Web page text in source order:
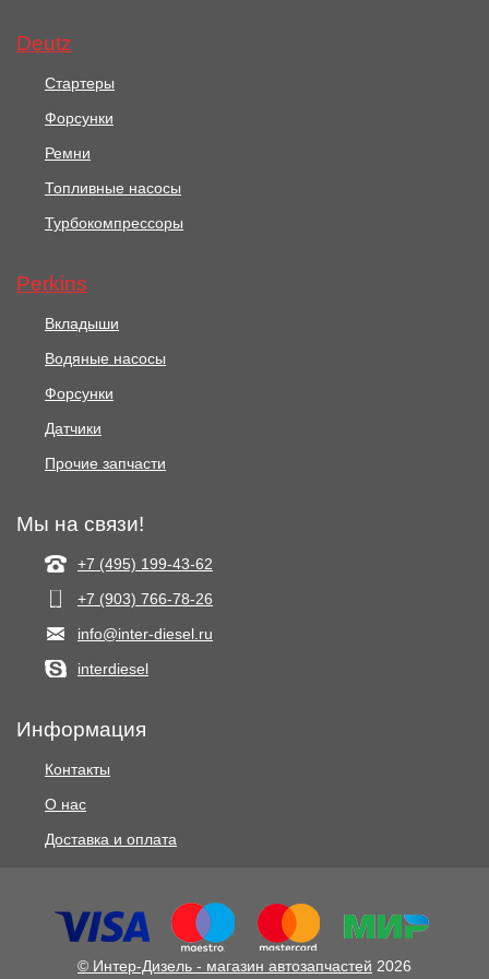
Deutz
Стартеры
Форсунки
Ремни
Топливные насосы
Турбокомпрессоры
Perkins
Вкладыши
Водяные насосы
Форсунки
Датчики
Прочие запчасти
Мы на связи!
+7 (495) 199-43-62
+7 (903) 766‑78-26
info@inter-diesel.ru
interdiesel
Информация
Контакты
О нас
Доставка и оплата
© Интер-Дизель - магазин автозапчастей 2026